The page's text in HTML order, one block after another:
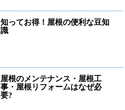
知ってお得！屋根の便利な豆知
識
屋根のメンテナンス・屋根工
事・屋根リフォームはなぜ必
要?